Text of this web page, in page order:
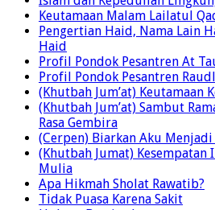
Islam dan Kepedulian
Keutamaan Malam Lailatul
Pengertian Haid, Nama Lain
Haid
Profil Pondok Pesantren At
Profil Pondok Pesantren
(Khutbah Jum’at) Keutamaan
(Khutbah Jum’at) Sambut
Rasa Gembira
(Cerpen) Biarkan Aku
(Khutbah Jumat) Kesempatan
Mulia
Apa Hikmah Sholat Rawatib?